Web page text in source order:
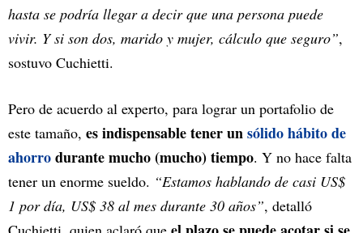
hasta se podría llegar a decir que una persona puede
vivir. Y si son dos, marido y mujer, cálculo que seguro”,
sostuvo Cuchietti.
Pero de acuerdo al experto, para lograr un portafolio de
este tamaño, es indispensable tener unsólido hábito de
ahorrodurante mucho (mucho) tiempo. Y no hace falta
tener un enorme sueldo. “Estamos hablando de casi US$
1 por día, US$ 38 al mes durante 30 años”, detalló